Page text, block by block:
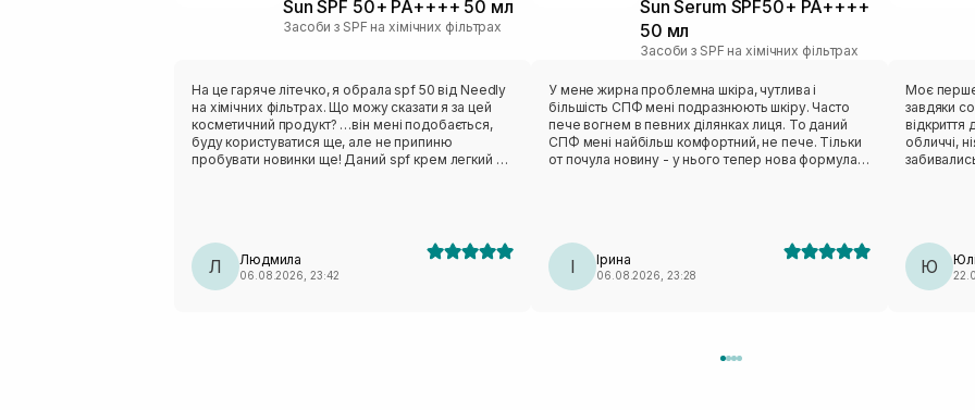
Sun SPF 50+ PA++++ 50 мл
Засоби з SPF на хімічних фільтрах
На це гаряче літечко, я обрала spf 50 від Needly
на хімічних фільтрах. Що можу сказати я за цей
косметичний продукт? …він мені подобається,
буду користуватися ще, але не припиню
пробувати новинки ще! Даний spf крем легкий по
Додаткову пігментацію на обличчі не помітила.
Тому вважаю, що косметичний продукт вартий
уваги однозначно.
Л Людмила
06.08.2026, 23:42
Sun Serum SPF50+ PA++++
50 мл
Засоби з SPF на хімічних фільтрах
У мене жирна проблемна шкіра, чутлива і
більшість СПФ мені подразнюють шкіру. Часто
пече вогнем в певних ділянках лиця. То даний
СПФ мені найбільш комфортний, не пече. Тільки
от почула новину - у нього тепер нова формула,
І Ірина
06.08.2026, 23:28
Моє перше
завдяки
відкриття
обличчі,
цієї ТМ
Ю